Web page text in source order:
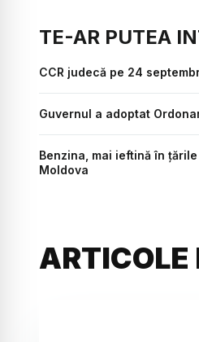
TE-AR PUTEA
CCR judecă pe 24
Guvernul a adoptat
Benzina, mai ieftină în
Moldova
ARTICOLE